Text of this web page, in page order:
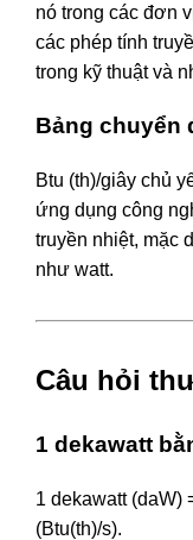
nó trong các đơn
các phép tính
trong kỹ thuật và
Bảng chuyển
Btu (th)/giây chủ
ứng dụng công
truyền nhiệt, mặc
như watt.
Câu hỏi
1 dekawatt
1 dekawatt (daW)
(Btu(th)/s).